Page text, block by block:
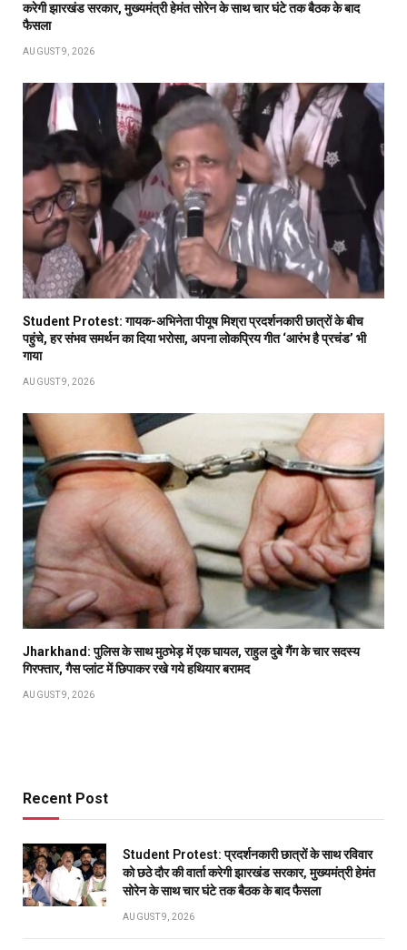
करेगी झारखंड सरकार, मुख्यमंत्री हेमंत सोरेन के साथ चार घंटे तक बैठक के बाद
फैसला
AUGUST 9, 2026
Student Protest: गायक-अभिनेता पीयूष मिश्रा प्रदर्शनकारी छात्रों के बीच
पहुंचे, हर संभव समर्थन का दिया भरोसा, अपना लोकप्रिय गीत ‘आरंभ है प्रचंड’ भी
गाया
AUGUST 9, 2026
Jharkhand: पुलिस के साथ मुठभेड़ में एक घायल, राहुल दुबे गैंग के चार सदस्य
गिरफ्तार, गैस प्लांट में छिपाकर रखे गये हथियार बरामद
AUGUST 9, 2026
Recent Post
Student Protest: प्रदर्शनकारी छात्रों के साथ रविवार
को छठे दौर की वार्ता करेगी झारखंड सरकार, मुख्यमंत्री हेमंत
सोरेन के साथ चार घंटे तक बैठक के बाद फैसला
AUGUST 9, 2026